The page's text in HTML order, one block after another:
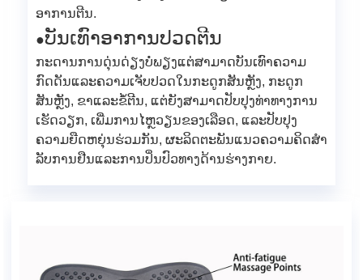
ອາການຕີນ.
●ບັນເທົາອາການປວດຕີນ
ກະດານການດຸ່ນດ່ຽງບໍ່ພຽງແຕ່ສາມາດບັນເທົາຄວາມ
ກົດດັນແລະຄວາມເຈັບປວດໃນກະດູກສັນຫຼັງ, ກະດູກ
ສັນຫຼັງ, ຂາແລະຂໍ້ຕີນ, ແຕ່ຍັງສາມາດປັບປຸງທ່າທາງການ
ເຮັດວຽກ, ເພີ່ມການໄຫຼວຽນຂອງເລືອດ, ແລະປັບປຸງ
ຄວາມຍືດຫຍຸ່ນຮ່ວມກັນ, ຜະລິດຕະພັນແນວຄວາມຄິດສໍາ
ລັບການຢືນແລະການປິ່ນປົວທາງດ້ານຮ່າງກາຍ.